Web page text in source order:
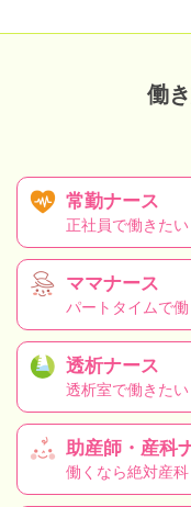
働
常勤ナース
正社員で働きたい
ママナース
パートタイムで働
透析ナース
透析室で働きたい
助産師・産科
働くなら絶対産科